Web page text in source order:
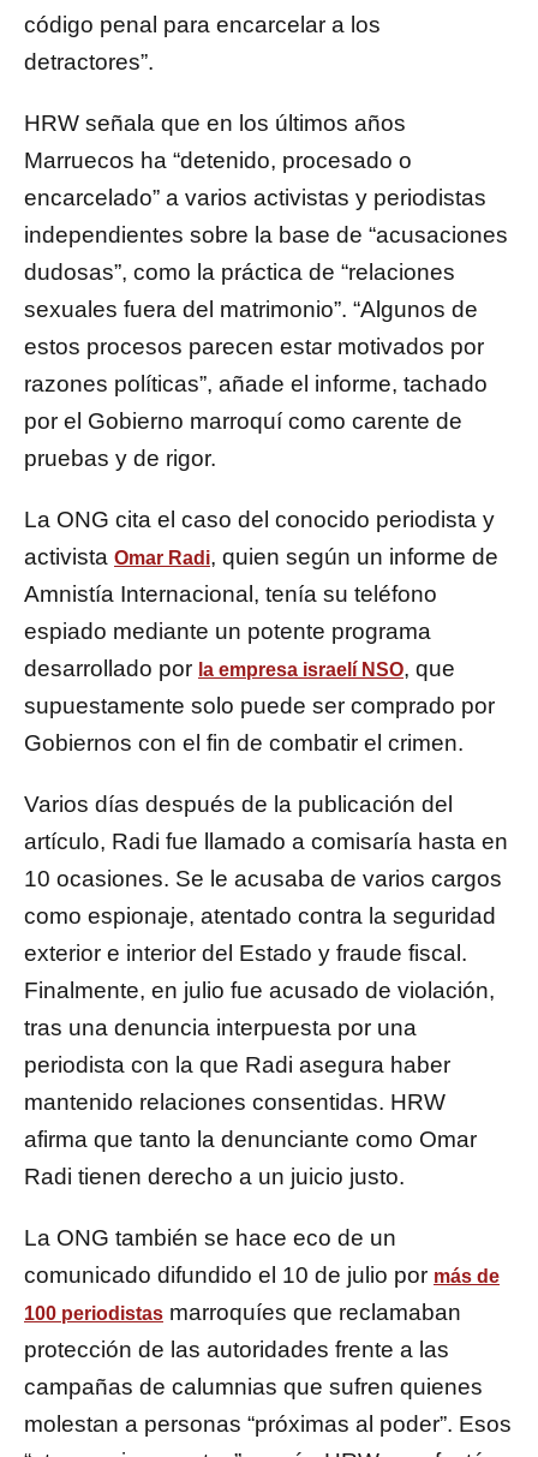
código penal para encarcelar a los
detractores”.
HRW señala que en los últimos años
Marruecos ha “detenido, procesado o
encarcelado” a varios activistas y periodistas
independientes sobre la base de “acusaciones
dudosas”, como la práctica de “relaciones
sexuales fuera del matrimonio”. “Algunos de
estos procesos parecen estar motivados por
razones políticas”, añade el informe, tachado
por el Gobierno marroquí como carente de
pruebas y de rigor.
La ONG cita el caso del conocido periodista y
activista Omar Radi, quien según un informe de
Amnistía Internacional, tenía su teléfono
espiado mediante un potente programa
desarrollado por la empresa israelí NSO, que
supuestamente solo puede ser comprado por
Gobiernos con el fin de combatir el crimen.
Varios días después de la publicación del
artículo, Radi fue llamado a comisaría hasta en
10 ocasiones. Se le acusaba de varios cargos
como espionaje, atentado contra la seguridad
exterior e interior del Estado y fraude fiscal.
Finalmente, en julio fue acusado de violación,
tras una denuncia interpuesta por una
periodista con la que Radi asegura haber
mantenido relaciones consentidas. HRW
afirma que tanto la denunciante como Omar
Radi tienen derecho a un juicio justo.
La ONG también se hace eco de un
comunicado difundido el 10 de julio por más de
100 periodistas marroquíes que reclamaban
protección de las autoridades frente a las
campañas de calumnias que sufren quienes
molestan a personas “próximas al poder”. Esos